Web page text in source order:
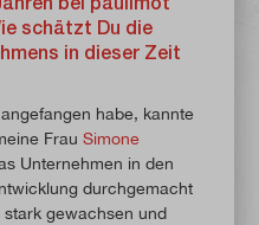
schätzt Du die
in dieser Zeit
habe, kannte
Frau Simone
Unternehmen in den
durchgemacht
stark gewachsen und